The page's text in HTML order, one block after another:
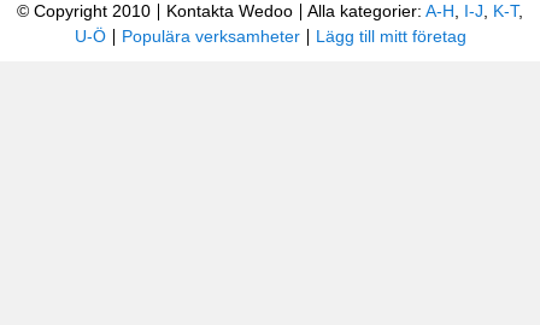
© Copyright 2010 Kontakta Wedoo Alla kategorier: A-H I-J K-T,
U-Ö
Populära verksamheter Lägg till mitt företag